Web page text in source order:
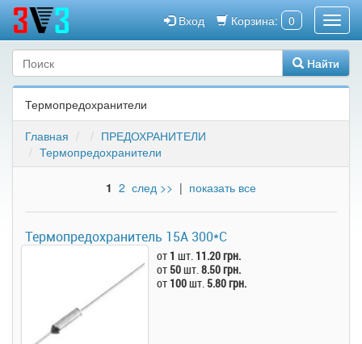
Корзина: 0
Вход
Найти
Термопредохранители
Главная
ПРЕДОХРАНИТЕЛИ
Термопредохранители
1 2 след >> | показать все
Термопредохранитель 15А 300*C
от 1 шт. 11.20 грн.
от 50шт.8.50 грн.
от 100шт. 5.80 грн.